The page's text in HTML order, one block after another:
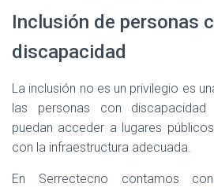
Inclusión de personas
discapacidad
La inclusión no es un privilegio es
las personas con
puedan acceder a lugares
con la infraestructura adecuada.
En Serrectecno contamos